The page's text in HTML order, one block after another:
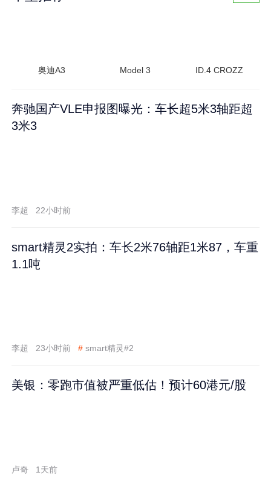
奥迪A3 Model 3 ID.4 CROZZ
奔驰国产VLE申报图曝光：车长超5米3轴距超
3米3
李超 22小时前
smart精灵2实拍：车长2米76轴距1米87，车重
1.1吨
李超 23小时前 # smart精灵#2
美银：零跑市值被严重低估！预计60港元/股
卢奇 1天前